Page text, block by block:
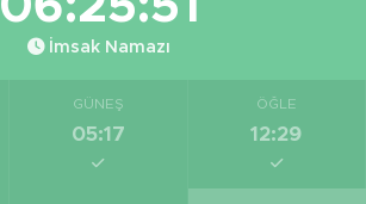
İmsak Namazı
GÜNEŞ
05:17
ÖĞLE
12:29